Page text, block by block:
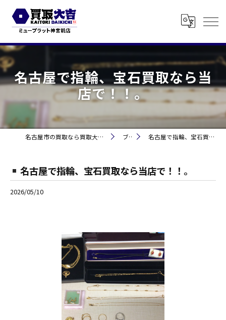
名古屋で指輪、宝石買取なら当
店で！！。
名古屋市の買取なら買取大吉 ミュープラット神宮前 ブログ 名古屋で指輪、宝石買取なら当店で！！。
名古屋で指輪、宝石買取なら当店で！！。
2026/05/10